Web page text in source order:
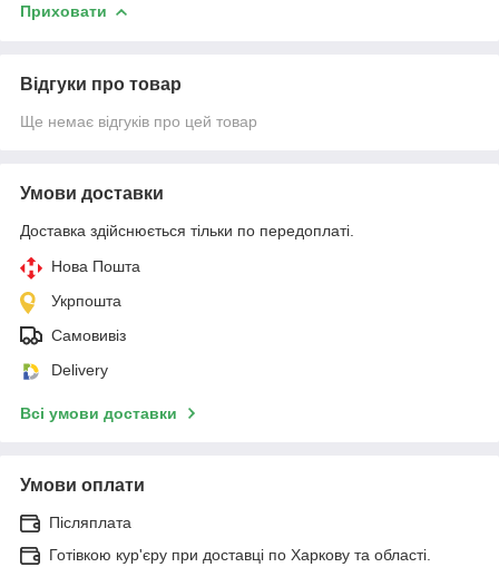
Приховати
Відгуки про товар
Ще немає відгуків про цей товар
Умови доставки
Доставка здійснюється тільки по передоплаті.
Нова Пошта
Укрпошта
Самовивіз
Delivery
Всі умови доставки
Умови оплати
Післяплата
Готівкою кур'єру при доставці по Харкову та області.